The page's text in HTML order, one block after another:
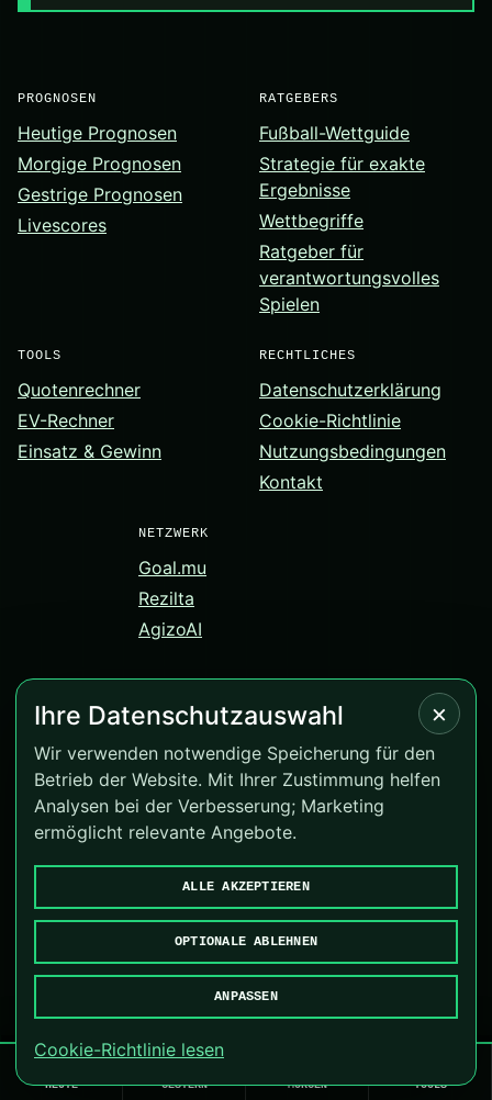
PROGNOSEN
Heutige Prognosen
Morgige Prognosen
Gestrige Prognosen
Livescores
RATGEBERS
Fußball-Wettguide
Strategie für exakte
Ergebnisse
Wettbegriffe
Ratgeber für
verantwortungsvolles
Spielen
TOOLS
Quotenrechner
EV-Rechner
Einsatz & Gewinn
RECHTLICHES
Datenschutzerklärung
Cookie-Richtlinie
Nutzungsbedingungen
Kontakt
NETZWERK
Goal.mu
Rezilta
AgizoAI
Version 4.0.12
BeGambleAware· GamCare
🏠
HEUTE
←
GESTERN MORGEN TOOLS
×
Ihre Datenschutzauswahl
Wir verwenden notwendige Speicherung für den
Betrieb der Website. Mit Ihrer Zustimmung helfen
Analysen bei der Verbesserung; Marketing
ermöglicht relevante Angebote.
ALLE AKZEPTIEREN
OPTIONALE ABLEHNEN
ANPASSEN
Cookie-Richtlinie lesen